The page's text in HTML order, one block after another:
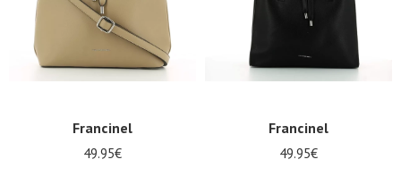
Francinel
49.95€
Francinel
49.95€